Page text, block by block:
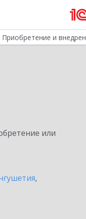
Приобретение и
или
,